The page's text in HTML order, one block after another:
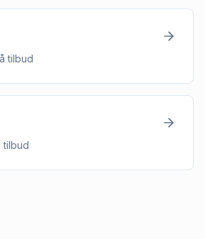
tilbud
tilbud